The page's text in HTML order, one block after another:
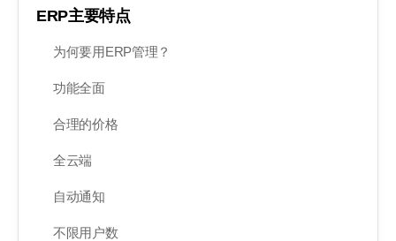
ERP主要特点
为何要用ERP管理？
功能全面
合理的价格
全云端
自动通知
不限用户数